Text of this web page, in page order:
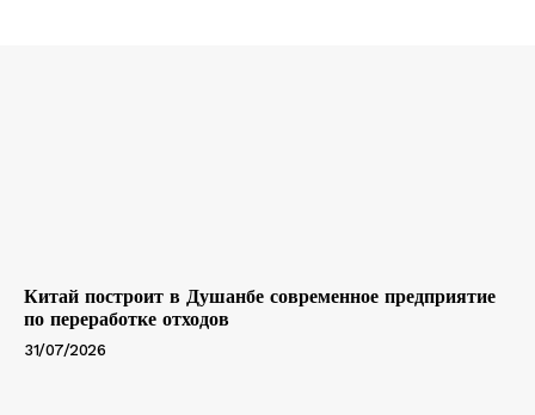
Китай построит в Душанбе современное предприятие
по переработке отходов
31/07/2026